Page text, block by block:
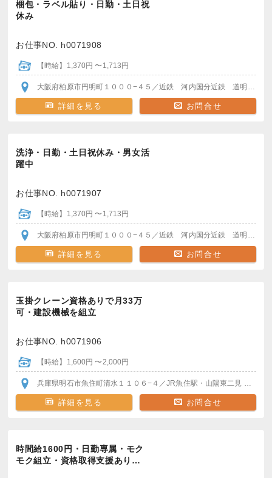
梱包・ラベル貼り・日勤・土日祝
休み
お仕事NO. h0071908
【時給】1,370円 〜1,713円
大阪府柏原市円明町１０００−４５ ／近鉄 河内国分近鉄 道明寺駅
詳細を見る お問合せ
洗浄・日勤・土日祝休み・男女活
躍中
お仕事NO. h0071907
【時給】1,370円 〜1,713円
大阪府柏原市円明町１０００−４５ ／近鉄 河内国分近鉄 道明寺駅
詳細を見る お問合せ
玉掛クレーン資格ありで月33万
可・建設機械を組立
お仕事NO. h0071906
【時給】1,600円 〜2,000円
兵庫県明石市魚住町清水１１０６−４ ／JR魚住駅・山陽東二見 各駅か
詳細を見る お問合せ
時間給1600円・日勤専属・モク
モク組立・資格取得支援あり…